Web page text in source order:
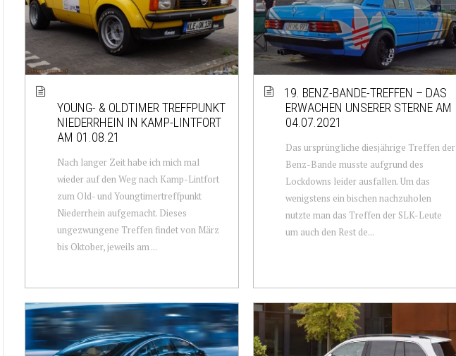
YOUNG- & OLDTIMER TREFFPUNKT
NIEDERRHEIN IN KAMP-LINTFORT
AM 01.08.21
Nach langer Zeit habe ich mich mal
wieder auf den Weg nach Kamp-Lintfort
zum Old- und Youngtimertreffpunkt
Niederrhein aufgemacht. Dieses
ungezwungene Treffen findet von März
bis Oktober, jeweils am ...
19. BENZ-BANDE-TREFFEN – DAS
ERWACHEN UNSERER STERNE AM
04.07.2021
Das ursprüngliche diesjährige Treffen der
Benz-Bande musste aufgrund des
Lockdowns leider ausfallen. Um das
wenigstens ein bischen nachzuholen
nutzte man das Treffen der SLK-Leute
um auch den Rest de...